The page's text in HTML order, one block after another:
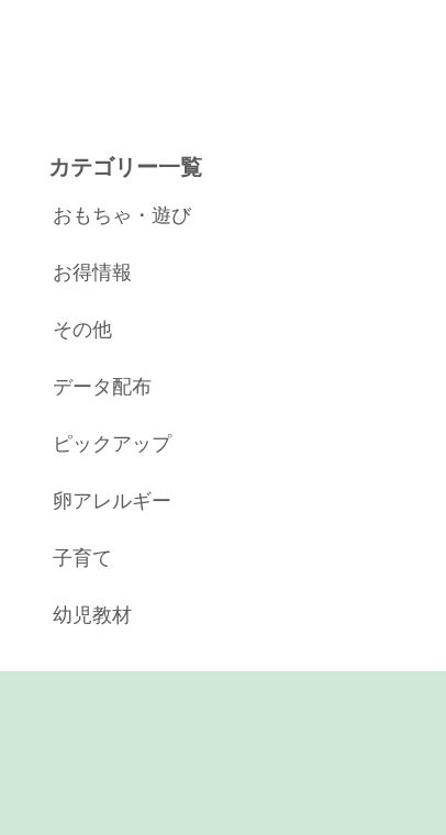
カテゴリー一覧
おもちゃ・遊び
お得情報
その他
データ配布
ピックアップ
卵アレルギー
子育て
幼児教材